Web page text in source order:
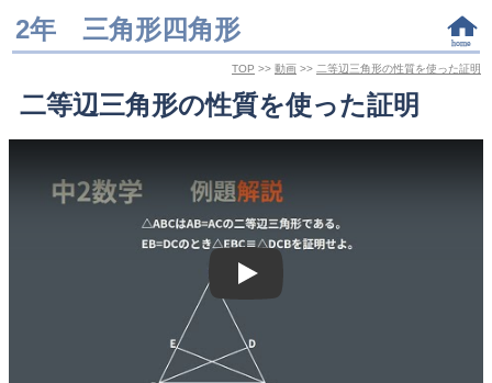
2年 三角形四角形
TOP >> 動画 >> 二等辺三角形の性質を使った証明
二等辺三角形の性質を使った証明
Play